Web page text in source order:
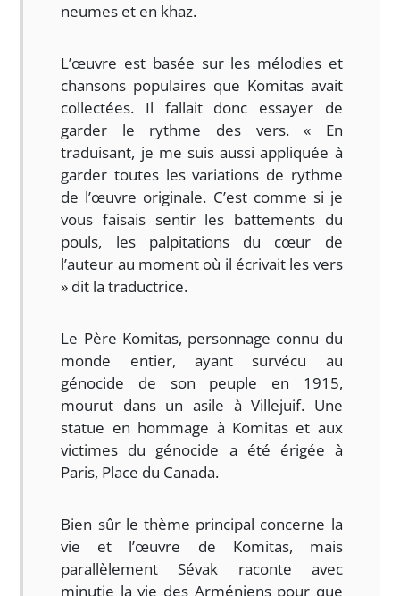
neumes et en khaz.
L’œuvre est basée sur les mélodies et
chansons populaires que Komitas avait
collectées. Il fallait donc essayer de
garder le rythme des vers. « En
traduisant, je me suis aussi appliquée à
garder toutes les variations de rythme
de l’œuvre originale. C’est comme si je
vous faisais sentir les battements du
pouls, les palpitations du cœur de
l’auteur au moment où il écrivait les vers
» dit la traductrice.
Le Père Komitas, personnage connu du
monde entier, ayant survécu au
génocide de son peuple en 1915,
mourut dans un asile à Villejuif. Une
statue en hommage à Komitas et aux
victimes du génocide a été érigée à
Paris, Place du Canada.
Bien sûr le thème principal concerne la
vie et l’œuvre de Komitas, mais
parallèlement Sévak raconte avec
minutie la vie des Arméniens pour que